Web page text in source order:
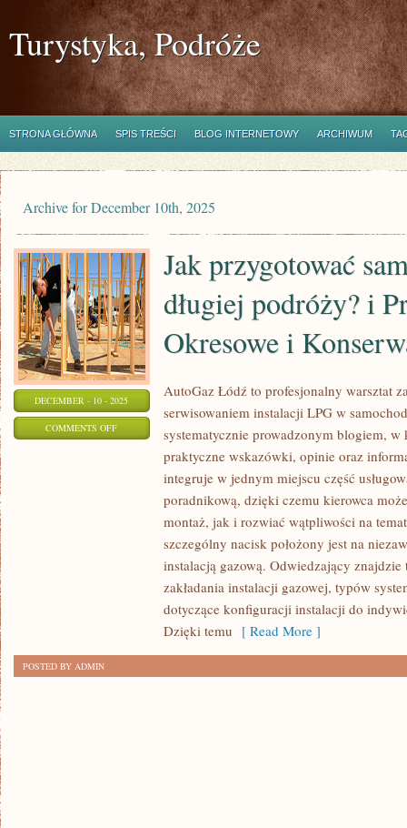
Turystyka, Podróże
STRONA GŁÓWNA SPIS TREŚCI BLOG INTERNETOWY ARCHIWUM
Archive for December 10th, 2025
DECEMBER - 10 - 2025
COMMENTS OFFON
PRZYGOTOWAĆ
PRZEGLĄDY
OKRESOWE
I
KONSERWACJA
Jak przygotować
długiej podróży? i
Okresowe i
AutoGaz Łódź to profesjonalny warsztat
serwisowaniem instalacji LPG w
systematycznie prowadzonym blogiem,
praktyczne wskazówki, opinie oraz
integruje w jednym miejscu część
poradnikową, dzięki czemu kierowca
montaż, jak i rozwiać wątpliwości na
szczególny nacisk położony jest na
instalacją gazową. Odwiedzający znajdzie
zakładania instalacji gazowej, typów
dotyczące konfiguracji instalacji do
Dzięki temu [ Read More ]
POSTED BY ADMIN